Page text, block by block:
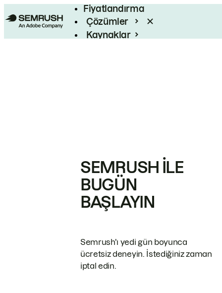
Fiyatlandırma
Çözümler
Kaynaklar
SEMRUSH ILE
BUGÜN
BAŞLAYIN
Semrush'ı yedi gün boyunca
ücretsiz deneyin. İstediğiniz zaman
iptal edin.